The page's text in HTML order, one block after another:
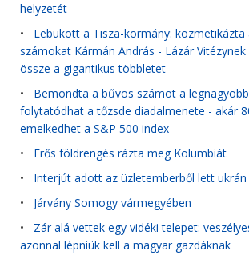
helyzetét
• Lebukott a Tisza-kormány: kozmetikázta
számokat Kármán András - Lázár
össze a gigantikus többletet
• Bemondta a bűvös számot a
folytatódhat a tőzsde diadalmenete - akár
emelkedhet a S&P 500 index
• Erős földrengés rázta meg Kolumbiát
• Interjút adott az üzletemberből lett
• Járvány Somogy vármegyében
• Zár alá vettek egy vidéki telepet:
azonnal lépniük kell a magyar gazdáknak